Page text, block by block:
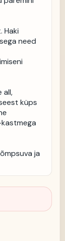
Haki
need
all,
küps
ja